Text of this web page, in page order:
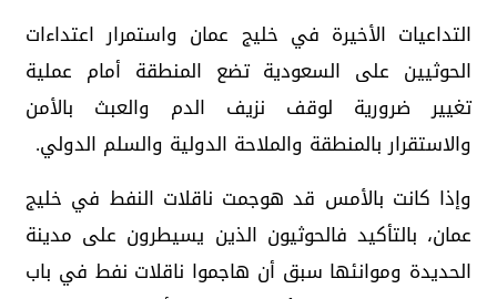
التداعيات الأخيرة في خليج عمان واستمرار اعتداءات
الحوثيين على السعودية تضع المنطقة أمام عملية
تغيير ضرورية لوقف نزيف الدم والعبث بالأمن
والاستقرار بالمنطقة والملاحة الدولية والسلم الدولي.
وإذا كانت بالأمس قد هوجمت ناقلات النفط في خليج
عمان، بالتأكيد فالحوثيون الذين يسيطرون على مدينة
الحديدة وموانئها سبق أن هاجموا ناقلات نفط في باب